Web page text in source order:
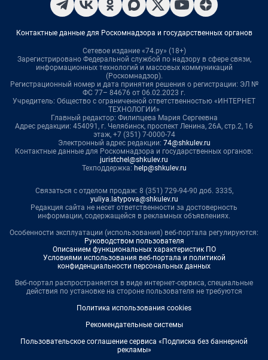
Контактные данные для Роскомнадзора и государственных органов
Сетевое издание «74.ру» (18+)
Зарегистрировано Федеральной службой по надзору в сфере связи,
информационных технологий и массовых коммуникаций
(Роскомнадзор).
Регистрационный номер и дата принятия решения о регистрации: ЭЛ №
ФС 77– 84676 от 06.02.2023 г.
Учредитель: Общество с ограниченной ответственностью «ИНТЕРНЕТ
ТЕХНОЛОГИИ»
Главный редактор: Филипцева Мария Сергеевна
Адрес редакции: 454091, г. Челябинск, проспект Ленина, 26А, стр.2, 16
этаж, +7 (351) 7-0000-74
Электронный адрес редакции: 74@shkulev.ru
Контактные данные для Роскомнадзора и государственных органов:
juristchel@shkulev.ru
Техподдержка: help@shkulev.ru
Связаться с отделом продаж: 8 (351) 729-94-90 доб. 3335,
yuliya.latypova@shkulev.ru
Редакция сайта не несет ответственности за достоверность
информации, содержащейся в рекламных объявлениях.
Особенности эксплуатации (использования) веб-портала регулируются:
Руководством пользователя
Описанием функциональных характеристик ПО
Условиями использования веб-портала и политикой
конфиденциальности персональных данных
Веб-портал распространяется в виде интернет-сервиса, специальные
действия по установке на стороне пользователя не требуются
Политика использования cookies
Рекомендательные системы
Пользовательское соглашение сервиса «Подписка без баннерной
рекламы»